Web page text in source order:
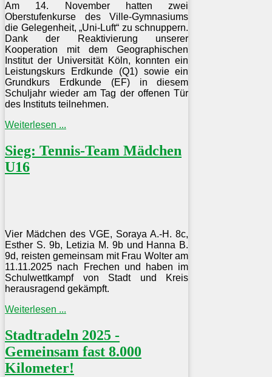
Am 14. November hatten zwei
Oberstufenkurse des Ville-Gymnasiums
die Gelegenheit, „Uni-Luft“ zu schnuppern.
Dank der Reaktivierung unserer
Kooperation mit dem Geographischen
Institut der Universität Köln, konnten ein
Leistungskurs Erdkunde (Q1) sowie ein
Grundkurs Erdkunde (EF) in diesem
Schuljahr wieder am Tag der offenen Tür
des Instituts teilnehmen.
Weiterlesen ...
Sieg: Tennis-Team Mädchen
U16
Vier Mädchen des VGE, Soraya A.-H. 8c,
Esther S. 9b, Letizia M. 9b und Hanna B.
9d, reisten gemeinsam mit Frau Wolter am
11.11.2025 nach Frechen und haben im
Schulwettkampf von Stadt und Kreis
herausragend gekämpft.
Weiterlesen ...
Stadtradeln 2025 -
Gemeinsam fast 8.000
Kilometer!